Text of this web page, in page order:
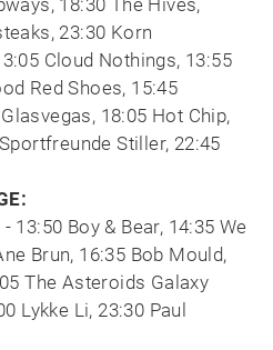
23:30 Korn
Cloud Nothings, 13:55
Red Shoes, 15:45
18:05 Hot Chip,
Stiller, 22:45
13:50 Boy & Bear, 14:35 We
Brun, 16:35 Bob Mould,
The Asteroids Galaxy
Lykke Li, 23:30 Paul